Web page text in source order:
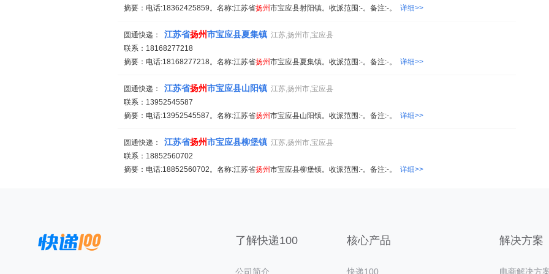
摘要：电话:18362425859。名称:江苏省扬州市宝应县射阳镇。收派范围:-。备注:-。 详细>>
圆通快递： 江苏省扬州市宝应县夏集镇 江苏,扬州市,宝应县
联系：18168277218
摘要：电话:18168277218。名称:江苏省扬州市宝应县夏集镇。收派范围:-。备注:-。 详细>>
圆通快递： 江苏省扬州市宝应县山阳镇 江苏,扬州市,宝应县
联系：13952545587
摘要：电话:13952545587。名称:江苏省扬州市宝应县山阳镇。收派范围:-。备注:-。 详细>>
圆通快递： 江苏省扬州市宝应县柳堡镇 江苏,扬州市,宝应县
联系：18852560702
摘要：电话:18852560702。名称:江苏省扬州市宝应县柳堡镇。收派范围:-。备注:-。 详细>>
了解快递100
公司简介
核心产品
快递100
解决方案
电商解决方